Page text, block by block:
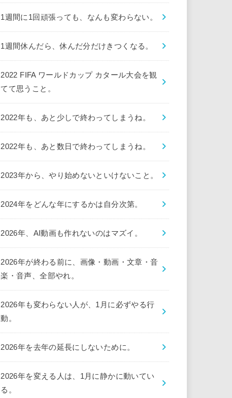
1週間に1回頑張っても、なんも変わらない。
1週間休んだら、休んだ分だけきつくなる。
2022 FIFA ワールドカップ カタール大会を観
てて思うこと。
2022年も、あと少しで終わってしまうね。
2022年も、あと数日で終わってしまうね。
2023年から、やり始めないといけないこと。
2024年をどんな年にするかは自分次第。
2026年、AI動画も作れないのはマズイ。
2026年が終わる前に、画像・動画・文章・音
楽・音声、全部やれ。
2026年も変わらない人が、1月に必ずやる行
動。
2026年を去年の延長にしないために。
2026年を変える人は、1月に静かに動いてい
る。